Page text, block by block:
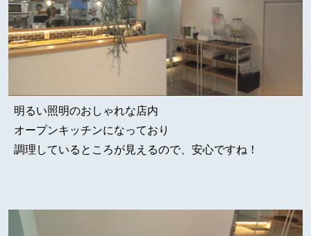
明るい照明のおしゃれな店内
オープンキッチンになっており
調理しているところが見えるので、安心ですね！